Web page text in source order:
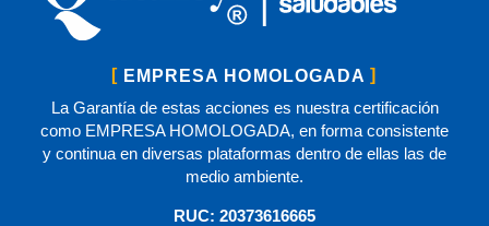
EMPRESA HOMOLOGADA
La Garantía de estas acciones es nuestra certificación
como EMPRESA HOMOLOGADA, en forma consistente
y continua en diversas plataformas dentro de ellas las de
medio ambiente.
RUC: 20373616665